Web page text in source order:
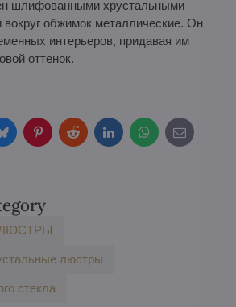
шлифованными хрустальными
вокруг обжимок металлические. Он
интерьеров, придавая им
оттенок.
BlueskyPinterestRedditLinkedInWhatsApp
E-
mail
люстры
стекла